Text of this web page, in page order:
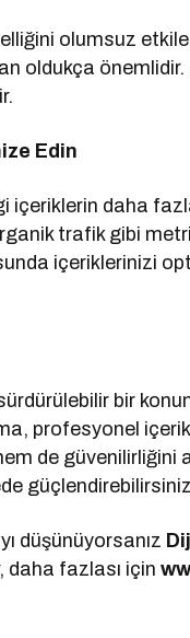
olumsuz
oldukça önemlidir.
Edin
içeriklerin daha
trafik gibi
içeriklerinizi
bir
profesyonel
de güvenilirliğini
güçlendirebilirsiniz
düşünüyorsanız
daha fazlası için